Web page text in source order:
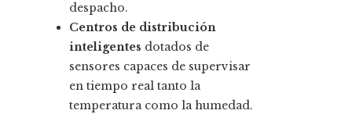
despacho.
Centros de distribución
inteligentes dotados de
sensores capaces de supervisar
en tiempo real tanto la
temperatura como la humedad.